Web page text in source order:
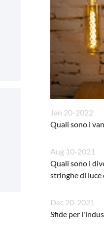
Jan 20-2022
Quali sono i
Aug 10-2021
Quali sono i
stringhe di luce
Dec 20-2021
Sfide per